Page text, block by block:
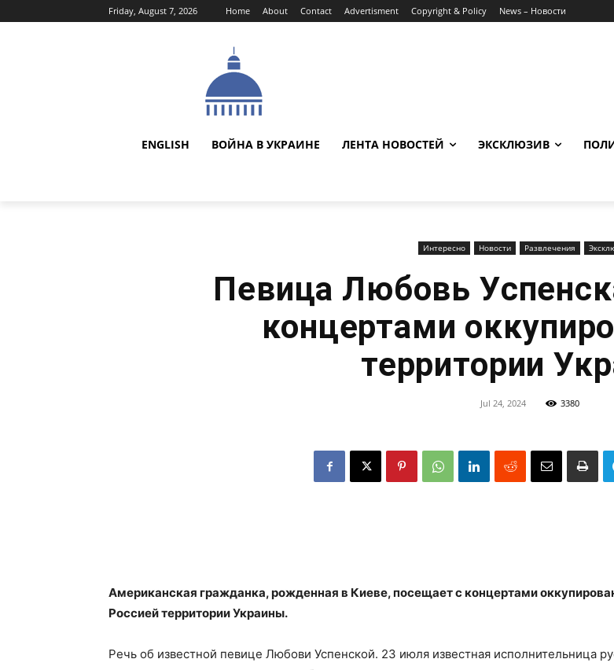
Friday, August 7, 2026 Home About Contact Advertisment Copyright & Policy News – Новости
ENGLISH ВОЙНА В УКРАИНЕ ЛЕНТА НОВОСТЕЙ ЭКСКЛЮЗИВ
Интересно Новости Развлечения
Певица Любовь
концертами
территории
Jul 24, 2024 3380
Американская гражданка, рожденная в Киеве, посещает с концертами
Россией территории Украины.
Речь об известной певице Любови Успенской. 23 июля известная исполнительница